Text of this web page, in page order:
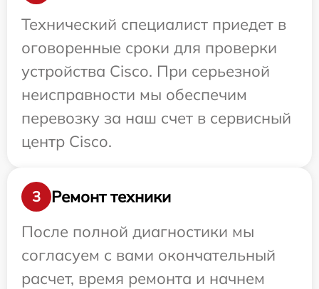
Технический специалист приедет в
оговоренные сроки для проверки
устройства Cisco. При серьезной
неисправности мы обеспечим
перевозку за наш счет в сервисный
центр Cisco.
3
Ремонт техники
После полной диагностики мы
согласуем с вами окончательный
расчет, время ремонта и начнем